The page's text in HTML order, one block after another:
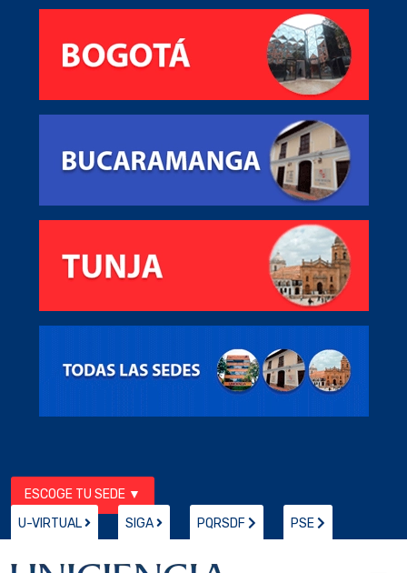
ESCOGE TU SEDE ▼
U-VIRTUAL
SIGA PQRSDF PSE